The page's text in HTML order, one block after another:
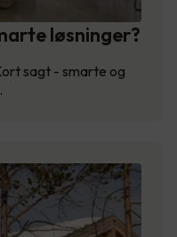
løsninger?
sagt - smarte og